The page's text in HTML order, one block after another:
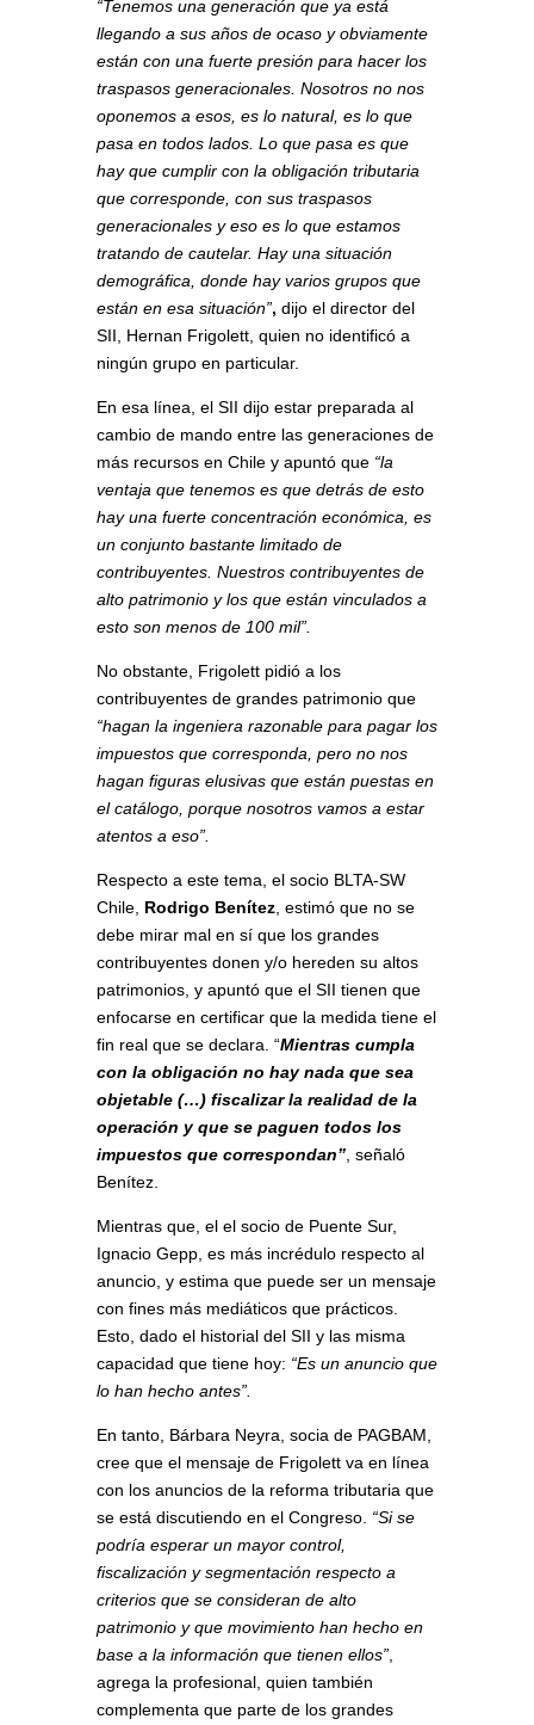
“Tenemos una generación que ya está
llegando a sus años de ocaso y obviamente
están con una fuerte presión para hacer los
traspasos generacionales. Nosotros no nos
oponemos a esos, es lo natural, es lo que
pasa en todos lados. Lo que pasa es que
hay que cumplir con la obligación tributaria
que corresponde, con sus traspasos
generacionales y eso es lo que estamos
tratando de cautelar. Hay una situación
demográfica, donde hay varios grupos que
están en esa situación”, dijo el director del
SII, Hernan Frigolett, quien no identificó a
ningún grupo en particular.
En esa línea, el SII dijo estar preparada al
cambio de mando entre las generaciones de
más recursos en Chile y apuntó que “la
ventaja que tenemos es que detrás de esto
hay una fuerte concentración económica, es
un conjunto bastante limitado de
contribuyentes. Nuestros contribuyentes de
alto patrimonio y los que están vinculados a
esto son menos de 100 mil”.
No obstante, Frigolett pidió a los
contribuyentes de grandes patrimonio que
“hagan la ingeniera razonable para pagar los
impuestos que corresponda, pero no nos
hagan figuras elusivas que están puestas en
el catálogo, porque nosotros vamos a estar
atentos a eso”.
Respecto a este tema, el socio BLTA-SW
Chile, Rodrigo Benítez, estimó que no se
debe mirar mal en sí que los grandes
contribuyentes donen y/o hereden su altos
patrimonios, y apuntó que el SII tienen que
enfocarse en certificar que la medida tiene el
fin real que se declara. “Mientras cumpla
con la obligación no hay nada que sea
objetable (…) fiscalizar la realidad de la
operación y que se paguen todos los
impuestos que correspondan”, señaló
Benítez.
Mientras que, el el socio de Puente Sur,
Ignacio Gepp, es más incrédulo respecto al
anuncio, y estima que puede ser un mensaje
con fines más mediáticos que prácticos.
Esto, dado el historial del SII y las misma
capacidad que tiene hoy: “Es un anuncio que
lo han hecho antes”.
En tanto, Bárbara Neyra, socia de PAGBAM,
cree que el mensaje de Frigolett va en línea
con los anuncios de la reforma tributaria que
se está discutiendo en el Congreso. “Si se
podría esperar un mayor control,
fiscalización y segmentación respecto a
criterios que se consideran de alto
patrimonio y que movimiento han hecho en
base a la información que tienen ellos”,
agrega la profesional, quien también
complementa que parte de los grandes